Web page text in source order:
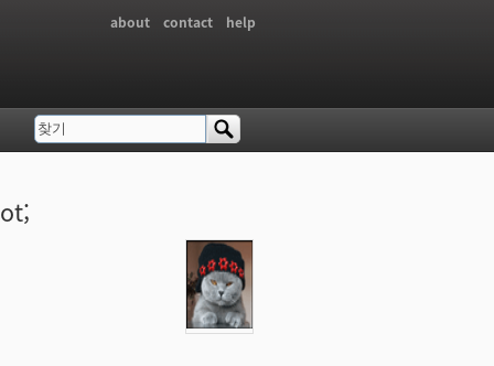
about contact help
검색 폼
찾기